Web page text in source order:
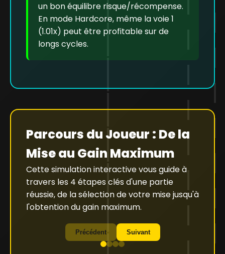
un bon équilibre risque/récompense.
En mode Hardcore, même la voie 1
(1.01x) peut être profitable sur de
longs cycles.
Parcours du Joueur : De la
Mise au Gain Maximum
Cette simulation interactive vous guide à
travers les 4 étapes clés d'une partie
réussie, de la sélection de votre mise jusqu'à
l'obtention du gain maximum.
Précédent Suivant